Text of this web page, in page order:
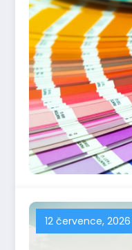
12 července, 2026